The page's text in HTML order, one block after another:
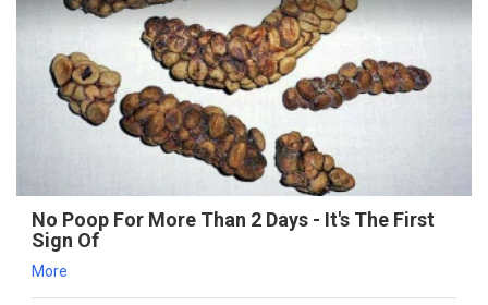
No Poop For More Than 2 Days - It's The First
Sign Of
More